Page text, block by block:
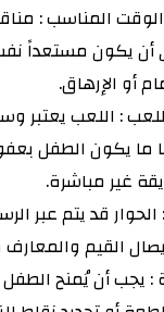
الوقت المناسب :
يكون مستعداً
أو الإرهاق.
: اللعب يعتبر
ما يكون الطفل
غير مباشرة.
قد يتم عبر
القيم
: يجب أن يُمنح